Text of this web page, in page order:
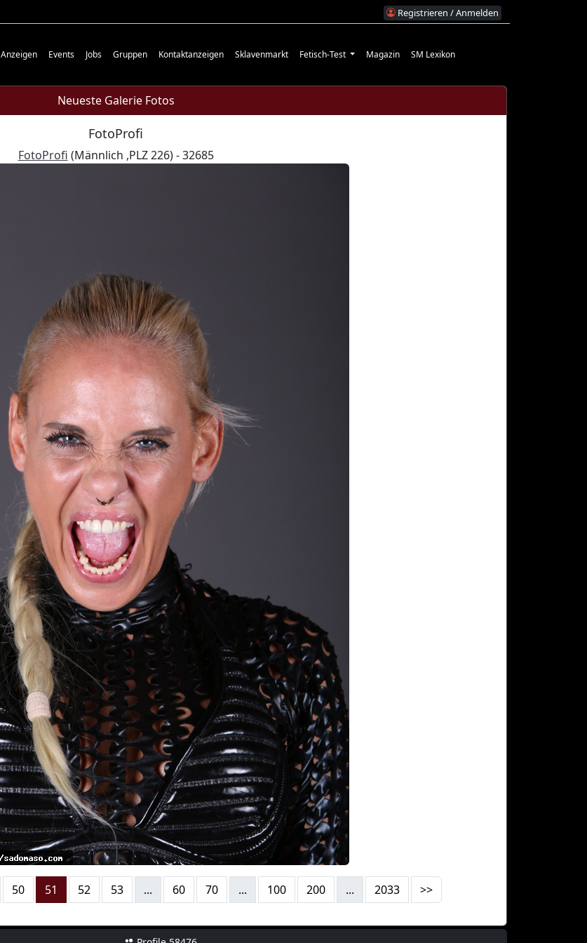
Registrieren / Anmelden
Anzeigen Events Jobs Gruppen Kontaktanzeigen Sklavenmarkt Fetisch-Test Magazin SM Lexikon
Neueste Galerie Fotos
FotoProfi
FotoProfi (Männlich ,PLZ 226) - 32685
50 51 52 53 ... 60 70 ... 100 200 ... 2033 >>